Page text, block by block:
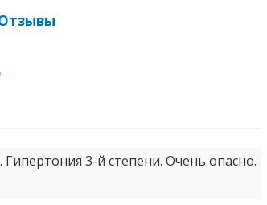
3-й степени. Очень опасно.